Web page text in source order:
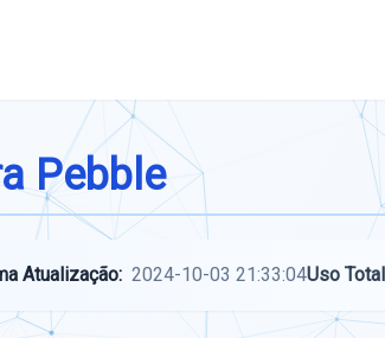
Pebble
Atualização: 2024-10-03 21:33:04Uso